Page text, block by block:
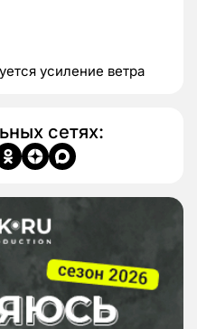
усиление ветра
сетях: